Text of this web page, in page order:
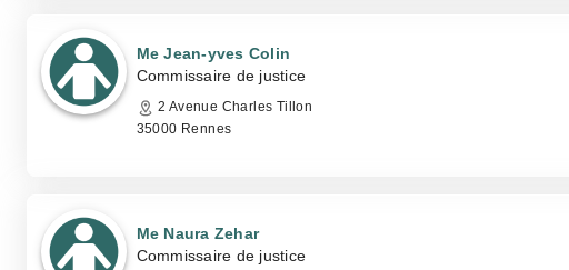
Me Jean-yves Colin
Commissaire de justice
2 Avenue Charles Tillon
35000 Rennes
Me Naura Zehar
Commissaire de justice